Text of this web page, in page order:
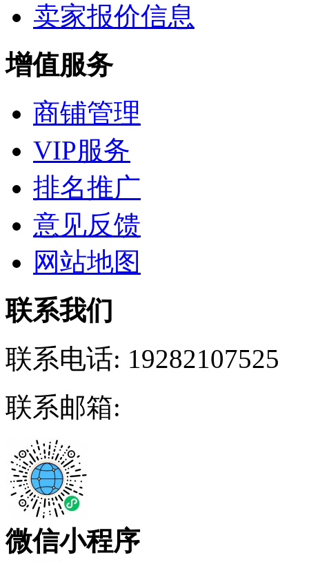
卖家报价信息
增值服务
商铺管理
VIP服务
排名推广
意见反馈
网站地图
联系我们
联系电话: 19282107525
联系邮箱:
微信小程序